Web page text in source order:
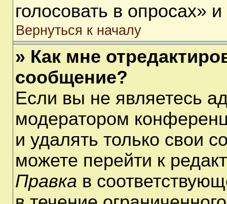
голосовать в опросах» и
Вернуться к началу
» Как мне
сообщение?
Если вы не являетесь
модератором
и удалять только свои
можете перейти к
Правка в